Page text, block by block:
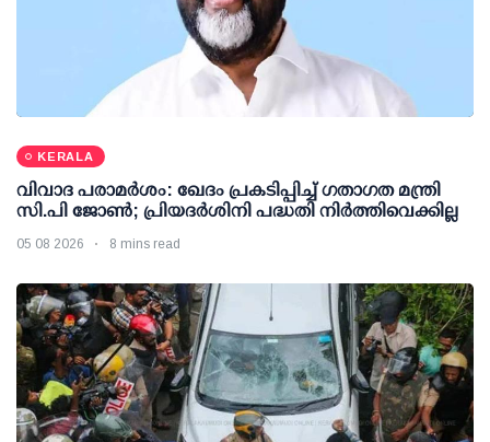
KERALA
വിവാദ പരാമര്‍ശം: ഖേദം പ്രകടിപ്പിച്ച് ഗതാഗത മന്ത്രി
സി.പി ജോണ്‍; പ്രിയദര്‍ശിനി പദ്ധതി നിര്‍ത്തിവെക്കില്ല
05 08 2026 8 mins read